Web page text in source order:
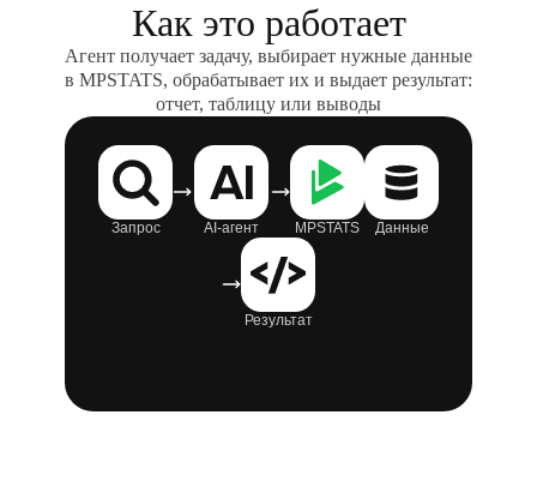
Как это работает
Агент получает задачу, выбирает нужные данные
в MPSTATS, обрабатывает их и выдает результат:
отчет, таблицу или выводы
Запрос AI-агент MPSTATS Данные
Результат